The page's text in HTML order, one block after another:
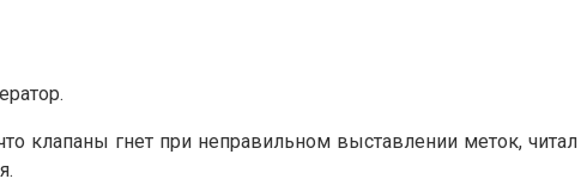
клапаны гнет при неправильном выставлении меток, читал